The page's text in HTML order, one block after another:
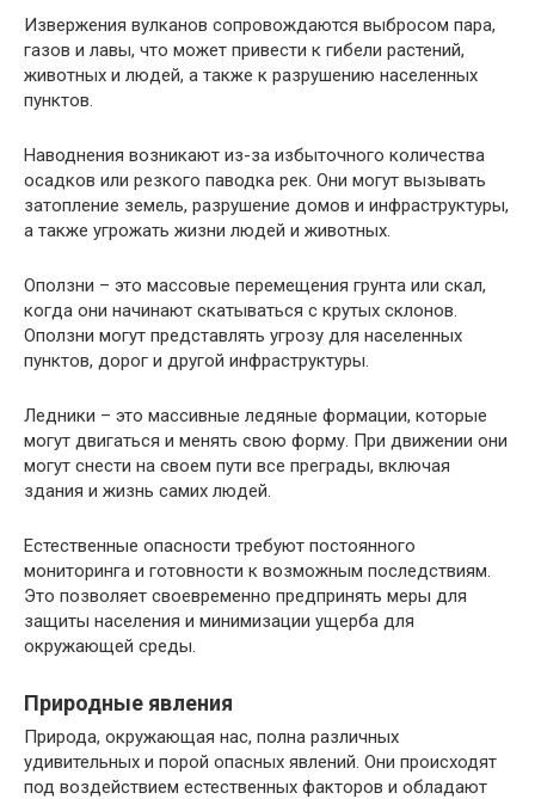
Извержения вулканов сопровождаются выбросом пара,
газов и лавы, что может привести к гибели растений,
животных и людей, а также к разрушению населенных
пунктов.
Наводнения возникают из-за избыточного количества
осадков или резкого паводка рек. Они могут вызывать
затопление земель, разрушение домов и инфраструктуры,
а также угрожать жизни людей и животных.
Оползни – это массовые перемещения грунта или скал,
когда они начинают скатываться с крутых склонов.
Оползни могут представлять угрозу для населенных
пунктов, дорог и другой инфраструктуры.
Ледники – это массивные ледяные формации, которые
могут двигаться и менять свою форму. При движении они
могут снести на своем пути все преграды, включая
здания и жизнь самих людей.
Естественные опасности требуют постоянного
мониторинга и готовности к возможным последствиям.
Это позволяет своевременно предпринять меры для
защиты населения и минимизации ущерба для
окружающей среды.
Природные явления
Природа, окружающая нас, полна различных
удивительных и порой опасных явлений. Они происходят
под воздействием естественных факторов и обладают